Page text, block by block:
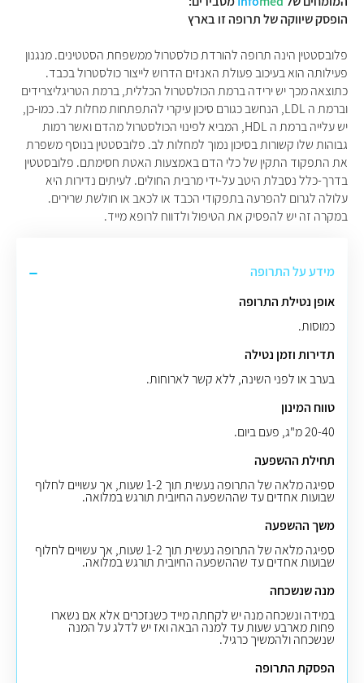
הופסק שיווקה של תרופה זו בארץ
פלובסטטין הינה תרופה להורדת כולסטרול ממשפחת הסטטינים. מנגנון
פעילותה הוא בעיכוב פעולת האנזים הדרוש לייצור כולסטרול בכבד.
כתוצאה מכך יש ירידה ברמת הכולסטרול הכללית, ברמת הטריגליצרידים
וברמת ה LDL, הנחשב כגורם סיכון עיקרי להתפתחות מחלות לב. כמו-כן,
יש עלייה ברמת ה HDL, המביא לפינוי הכולסטרול מהדם ואשר רמות
גבוהות שלו קשורות בסיכון נמוך למחלות לב. פלובסטטין בנוסף משפרת
את התפקוד התקין של כלי הדם באמצעות האטת חסימתם. פלובסטטין
בדרך-כלל נסבלת היטב על-ידי מרבית החולים. לעיתים נדירות היא
עלולה לגרום להפרעה בתפקודי הכבד או לכאב או חולשת שרירים.
במקרה זה יש להפסיק את הטיפול ולדווח לרופא מייד.
מידע על התרופה
אופן נטילת התרופה
כמוסות.
תדירות וזמן נטילה
בערב או לפני השינה, ללא קשר לארוחות.
טווח המינון
20-40 מ"ג, פעם ביום.
תחילת ההשפעה
ספיגה מלאה של התרופה נעשית תוך 1-2 שעות, אך עשויים לחלוף
שבועות אחדים עד שההשפעה החיובית תורגש במלואה.
משך ההשפעה
ספיגה מלאה של התרופה נעשית תוך 1-2 שעות, אך עשויים לחלוף
שבועות אחדים עד שההשפעה החיובית תורגש במלואה.
מנה שנשכחה
במידה ונשכחה מנה יש לקחתה מייד כשנזכרים אלא אם נשארו
פחות מארבע שעות עד למנה הבאה ואז יש לדלג על המנה
שנשכחה ולהמשיך כרגיל.
הפסקת התרופה